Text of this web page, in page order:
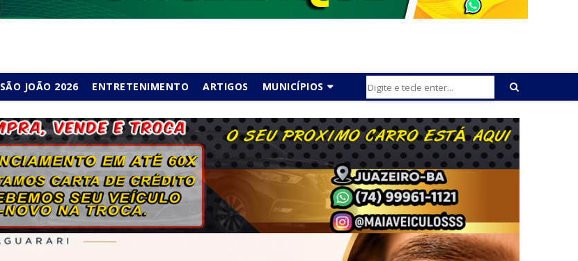
SÃO JOÃO 2026 ENTRETENIMENTO ARTIGOS MUNICÍPIOS